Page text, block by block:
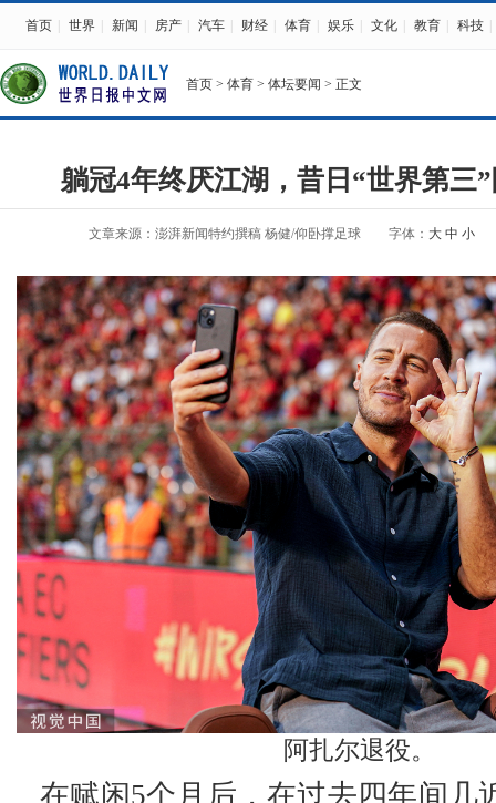
首页 世界 新闻 房产 汽车 财经 体育 娱乐 文化 教育 科技
首页 > 体育 > 体坛要闻 > 正文
躺冠4年终厌江湖，昔日“世界第三
文章来源：澎湃新闻特约撰稿 杨健/仰卧撑足球 字体： 大 中 小
阿扎尔退役。
在赋闲5个月后，在过去四年间几